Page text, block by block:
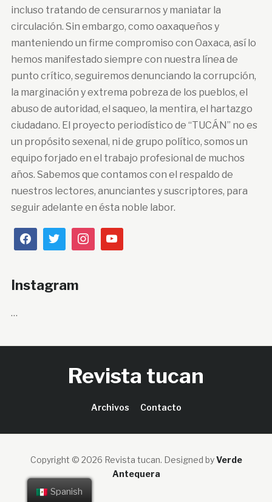
incluso tratando de censurarnos y maniatar la
circulación. Sin embargo, como oaxaqueños y
manteniendo un firme compromiso con Oaxaca, así lo
hemos manifestado siempre con nuestra línea de
punto crítico, seguiremos denunciando la corrupción,
la marginación y extrema pobreza de los pueblos, el
abuso de autoridad, el saqueo, la mentira, el hartazgo
ciudadano. El proyecto periodístico de “TUCÁN” no es
un propósito sexenal, ni de grupo político, somos un
equipo forjado en el trabajo profesional de muchos
años. Sabemos que contamos con el respaldo de
nuestros lectores, anunciantes y suscriptores, para
seguir adelante en ésta noble labor.
Instagram
…
Revista tucan
Archivos Contacto
Copyright © 2026 Revista tucan. Designed byVerde
Antequera
Spanish